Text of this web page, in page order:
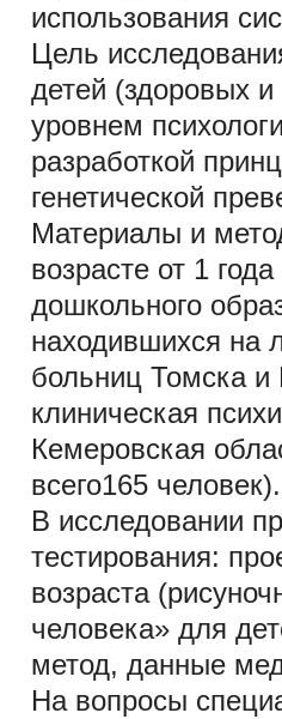
использования
Цель
детей (здоровых
уровнем
разработкой
генетической
Материалы и
возрасте от 1
дошкольного
находившихся на
больниц Томска и
клиническая
Кемеровская
всего165 человек).
В исследовании
тестирования:
возраста
человека» для
метод, данные
На вопросы